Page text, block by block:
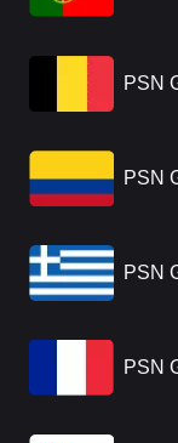
PSN
PSN
PSN
PSN